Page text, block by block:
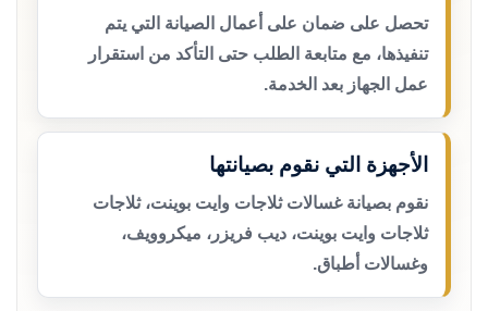
تحصل على ضمان على أعمال الصيانة التي يتم
تنفيذها، مع متابعة الطلب حتى التأكد من استقرار
عمل الجهاز بعد الخدمة.
الأجهزة التي نقوم بصيانتها
نقوم بصيانة غسالات ثلاجات وايت بوينت، ثلاجات
ثلاجات وايت بوينت، ديب فريزر، ميكروويف،
وغسالات أطباق.